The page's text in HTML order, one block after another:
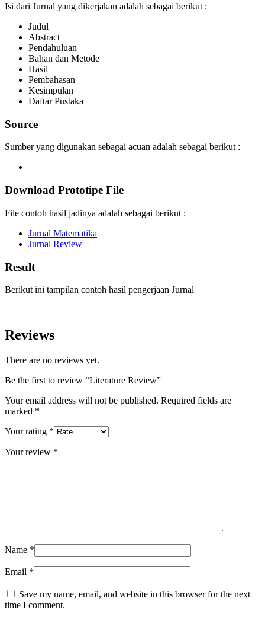
Isi dari Jurnal yang dikerjakan adalah sebagai berikut :
Judul
Abstract
Pendahuluan
Bahan dan Metode
Hasil
Pembahasan
Kesimpulan
Daftar Pustaka
Source
Sumber yang digunakan sebagai acuan adalah sebagai berikut :
–
Download Prototipe File
File contoh hasil jadinya adalah sebagai berikut :
Jurnal Matematika
Jurnal Review
Result
Berikut ini tampilan contoh hasil pengerjaan Jurnal
Reviews
There are no reviews yet.
Be the first to review “Literature Review”
Your email address will not be published. Required fields are
marked *
Your rating *
Your review *
Name *
Email *
Save my name, email, and website in this browser for the next
time I comment.